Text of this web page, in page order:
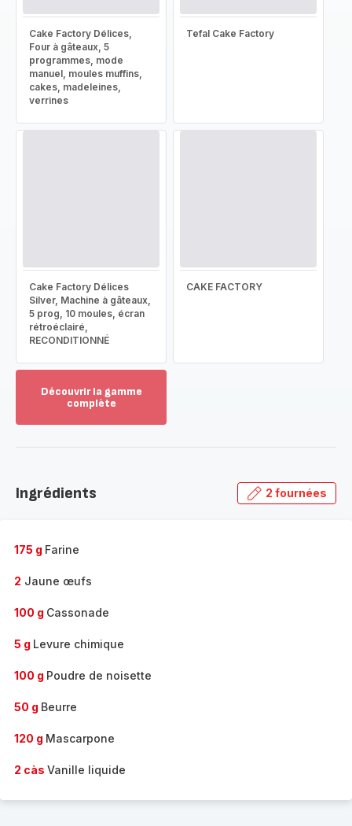
Cake Factory Délices,
Four à gâteaux, 5
programmes, mode
manuel, moules muffins,
cakes, madeleines,
verrines
Tefal Cake Factory
Cake Factory Délices
Silver, Machine à gâteaux,
5 prog, 10 moules, écran
rétroéclairé,
RECONDITIONNÉ
CAKE FACTORY
Découvrir la gamme
complète
gamme
Ingrédients 2 fournées
175 g Farine
2 Jaune œufs
100 g Cassonade
5 g Levure chimique
100 g Poudre de noisette
50 g Beurre
120 g Mascarpone
2 càs Vanille liquide